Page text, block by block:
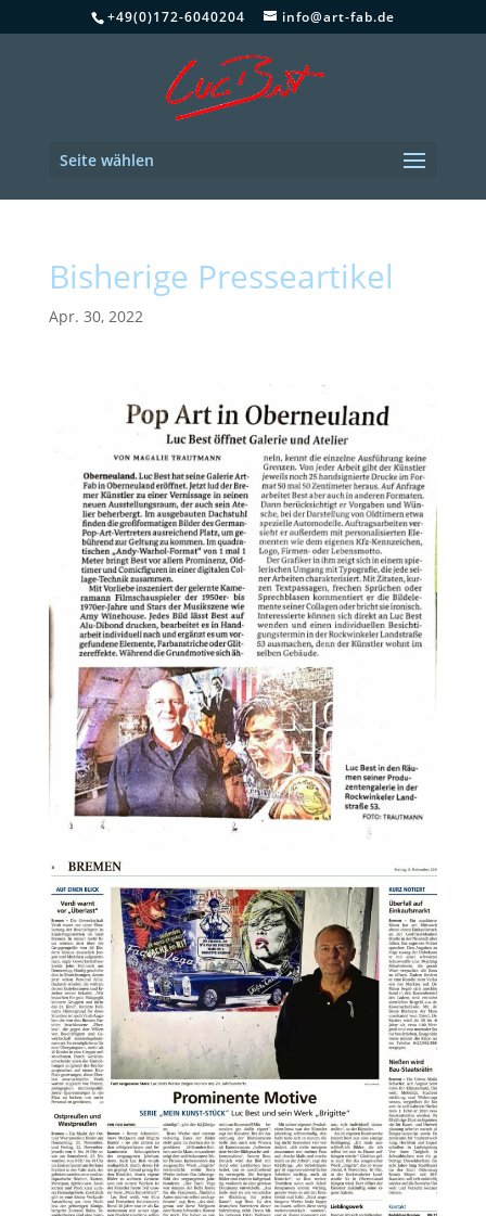
+49(0)172-6040204 info@art-fab.de
Seite wählen
Bisherige Presseartikel
Apr. 30, 2022